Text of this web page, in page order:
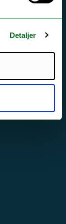
Detaljer